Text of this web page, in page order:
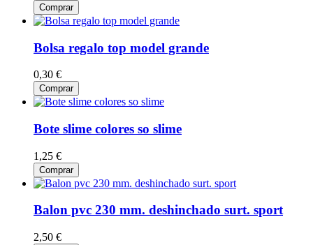
Comprar
Bolsa regalo top model grande
0,30 €
Comprar
Bote slime colores so slime
1,25 €
Comprar
Balon pvc 230 mm. deshinchado surt. sport
2,50 €